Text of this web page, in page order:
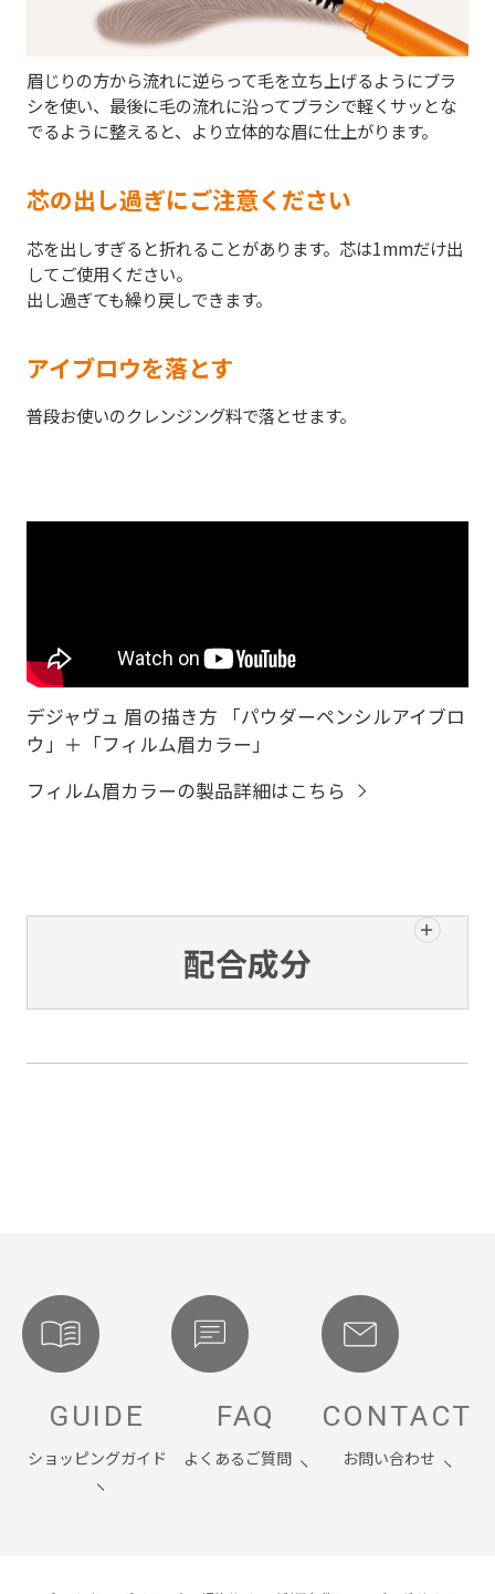
眉じりの方から流れに逆らって毛を立ち上げるようにブラ
シを使い、最後に毛の流れに沿ってブラシで軽くサッとな
でるように整えると、より立体的な眉に仕上がります。
芯の出し過ぎにご注意ください
芯を出しすぎると折れることがあります。芯は1mmだけ出
してご使用ください。
出し過ぎても繰り戻しできます。
アイブロウを落とす
普段お使いのクレンジング料で落とせます。
デジャヴュ 眉の描き方 「パウダーペンシルアイブロ
ウ」＋「フィルム眉カラー」
フィルム眉カラーの製品詳細はこちら
配合成分
GUIDE
ショッピングガイド
FAQ
よくあるご質問
CONTACT
お問い合わせ